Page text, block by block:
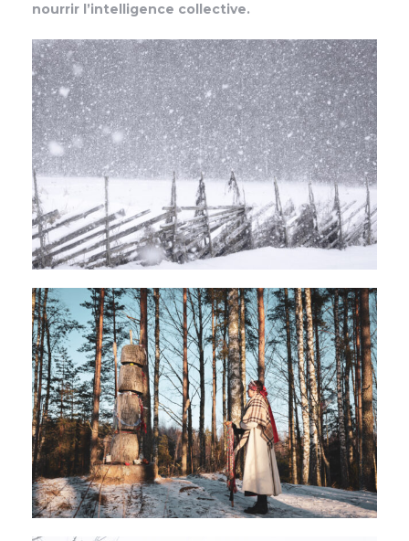
nourrir l’intelligence collective.